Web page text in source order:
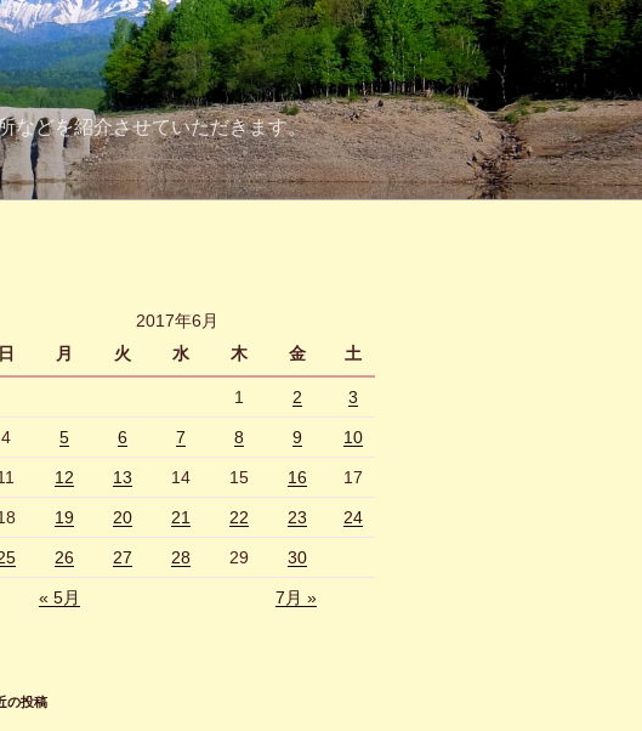
などを紹介させていただきます。
2017年6月
日
月 火 水 木 金 土
1 2 3
4 5 6 7 8 9 10
12 13 14 15 16 17
19 20 21 22 23 24
26 27 28 29 30
« 5月 7月 »
の投稿